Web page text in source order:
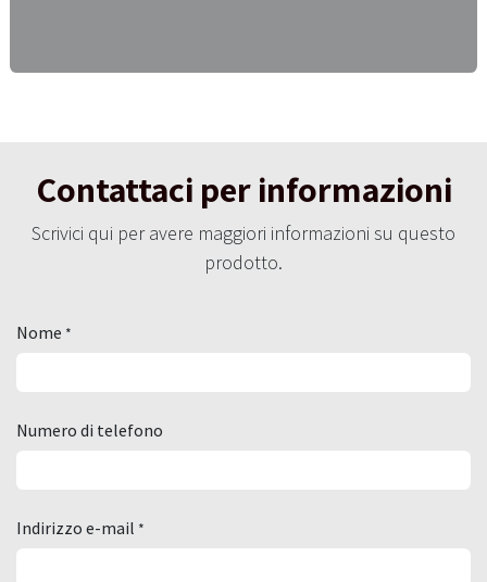
Contattaci per informazioni
Scrivici qui per avere maggiori informazioni su questo
prodotto.
Nome *
Numero di telefono
Indirizzo e-mail *